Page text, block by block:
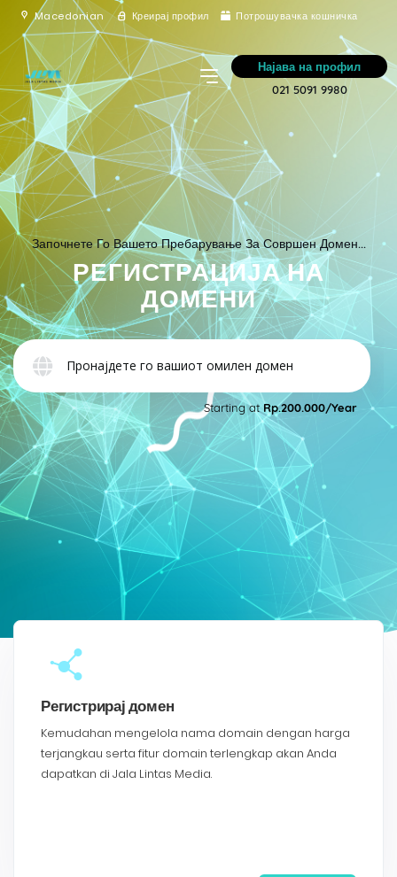
Macedonian Креирај профил Потрошувачка кошничка
Најава на профил
021 5091 9980
Започнете Го Вашето Пребарување За Совршен Домен...
РЕГИСТРАЦИЈА НА
ДОМЕНИ
Starting at Rp.200.000/Year
Регистрирај домен
Kemudahan mengelola nama domain dengan harga
terjangkau serta fitur domain terlengkap akan Anda
dapatkan di Jala Lintas Media.